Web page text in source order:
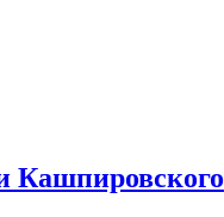
Кашпировского